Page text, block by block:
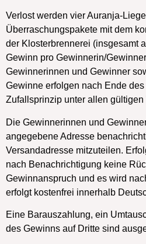
Verlost werden vier Auranja-
Überraschungspakete mit dem
der Klosterbrennerei (insgesamt
Gewinn pro Gewinnerin/
Gewinnerinnen und Gewinner
Gewinne erfolgen nach Ende
Zufallsprinzip unter allen gültigen
Die Gewinnerinnen und
angegebene Adresse
Versandadresse mitzuteilen.
nach Benachrichtigung keine
Gewinnanspruch und es wird
erfolgt kostenfrei innerhalb
Eine Barauszahlung, ein
des Gewinns auf Dritte sind